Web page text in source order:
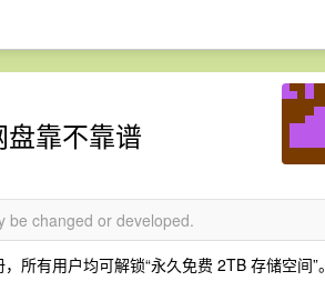
盘靠不靠谱
be changed or developed.
所有用户均可解锁“永久免费 2TB 存储空间”。